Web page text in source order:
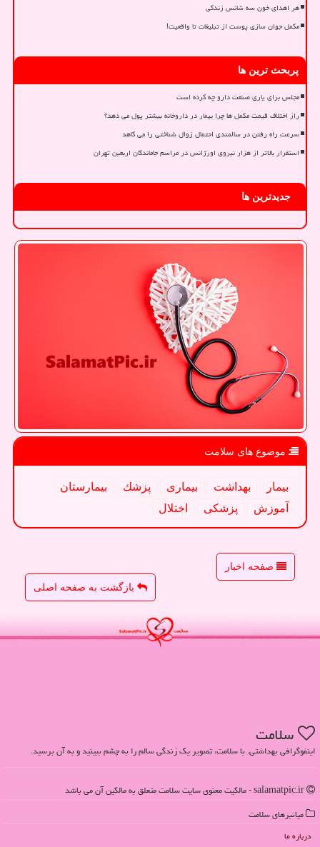
هر اهدای خون سه شانس زندگی
مکمل جوان سازی پوست از تبلیغات تا واقعیت!
پربحث ترین ها
مجلس برای یاری صنعت دارو چه کرده است
راز اختلاف قیمت مکمل ها چرا بیمار در داروخانه بیشتر پول می دهد؟
سرعت راه رفتن در سالمندی احتمال زوال شناختی را می کاهد
استقرار بالاتر از هزار نیروی اورژانس در مراسم جاماندگان اربعین تهران
جدیدترین ها
موضوع های سلامت
بیمار بهداشت بیماری پزشك
بیمارستان
آموزش
پزشكی اختلال
صفحه اخبار
بازگشت به صفحه اصلی
سلامت
اینفوگرافی بهداشتی. با سلامت، تصویر یک زندگی سالم را به چشم ببینید و به آن برسید.
میانبرهای سلامت
درباره ما